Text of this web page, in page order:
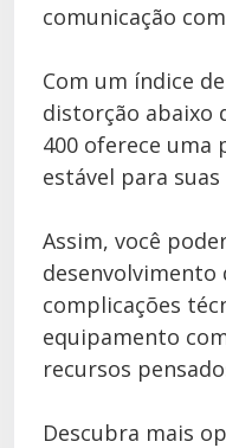
comunicação
Com um índice
distorção abaixo
400 oferece uma
estável para
Assim, você
desenvolvimento
complicações
equipamento
recursos
Descubra mais